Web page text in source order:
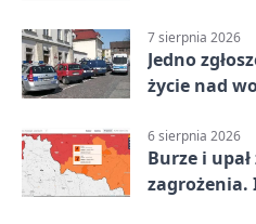
7 sierpnia 2026
Jedno
życie nad
6 sierpnia 2026
Burze i
zagrożenia.